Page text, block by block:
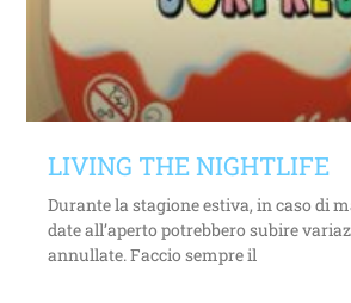
LIVING THE NIGHTLIFE
Durante la stagione estiva, in caso di
date all’aperto potrebbero subire
annullate. Faccio sempre il